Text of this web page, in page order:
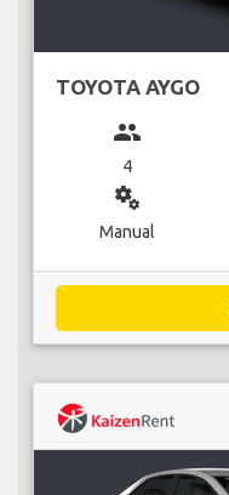
TOYOTA AYGO
group
4
miscellaneous_services
Manual